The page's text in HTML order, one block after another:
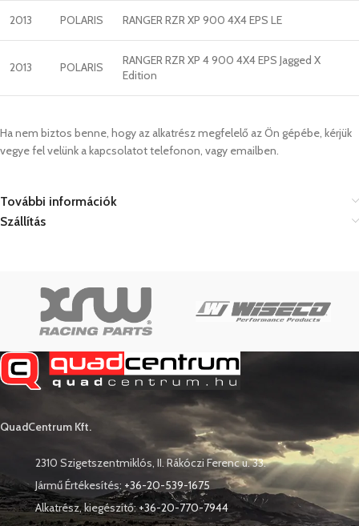
2013 POLARIS RANGER RZR XP 900 4X4 EPS LE
2013 POLARIS
RANGER RZR XP 4 900 4X4 EPS Jagged X
Edition
Ha nem biztos benne, hogy az alkatrész megfelelő az Ön gépébe, kérjük
vegye fel velünk a kapcsolatot telefonon, vagy emailben.
További információk
Szállítás
QuadCentrum Kft.
2310 Szigetszentmiklós, II. Rákóczi Ferenc u. 33.
Jármű Értékesítés: +36-20-539-1675
Alkatrész, kiegészítő:+36-20-770-7944